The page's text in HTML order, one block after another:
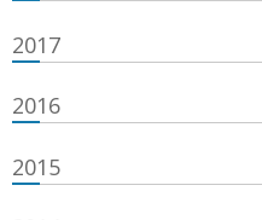
2017
2016
2015